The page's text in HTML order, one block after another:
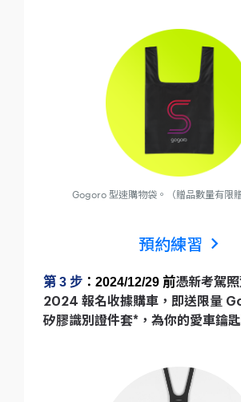
Gogoro 型速購物袋。（贈品數量有限
預約練習
第 3 步 ：2024/12/29 前憑新考駕
2024 報名收據購車，即送限量
矽膠識別證件套*，為你的愛車鑰匙